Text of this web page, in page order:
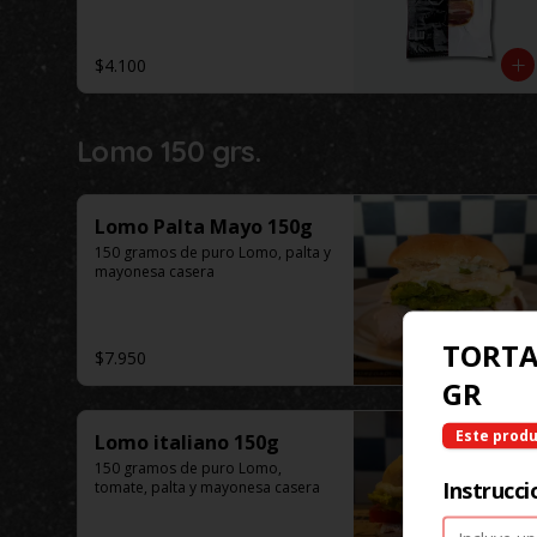
$4.100
Lomo 150 grs.
Lomo Palta Mayo 150g
150 gramos de puro Lomo, palta y
mayonesa casera
$7.950
Lomo italiano 150g
150 gramos de puro Lomo,
tomate, palta y mayonesa casera
GR
Este